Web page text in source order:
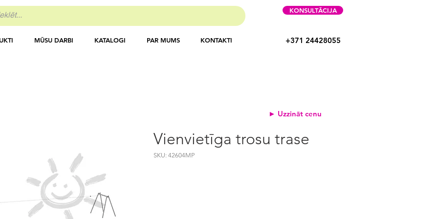
MŪSU DARBI KATALOGI PAR MUMS KONTAKTI
KONSULTĀCIJA
+371 24428055
Vienvietīga trosu trase
SKU: 42604MP
► Uzzināt cenu